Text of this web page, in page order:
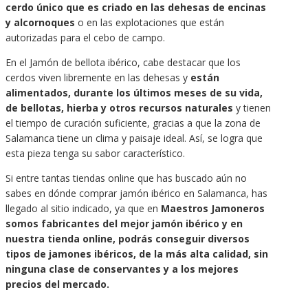
cerdo único que es criado en las dehesas de encinas
y alcornoques o en las explotaciones que están
autorizadas para el cebo de campo.
En el Jamón de bellota ibérico, cabe destacar que los
cerdos viven libremente en las dehesas y están
alimentados, durante los últimos meses de su vida,
de bellotas, hierba y otros recursos naturales y tienen
el tiempo de curación suficiente, gracias a que la zona de
Salamanca tiene un clima y paisaje ideal. Así, se logra que
esta pieza tenga su sabor característico.
Si entre tantas tiendas online que has buscado aún no
sabes en dónde comprar jamón ibérico en Salamanca, has
llegado al sitio indicado, ya que en Maestros Jamoneros
somos fabricantes del mejor jamón ibérico y en
nuestra tienda online, podrás conseguir diversos
tipos de jamones ibéricos, de la más alta calidad, sin
ninguna clase de conservantes y a los mejores
precios del mercado.